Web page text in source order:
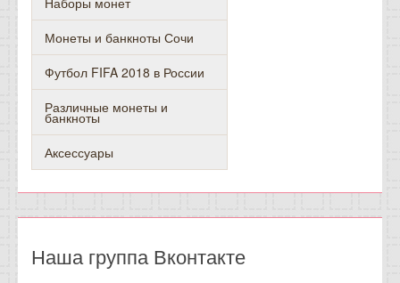
Монеты и банкноты Сочи
Футбол FIFA 2018 в России
Различные монеты и
банкноты
Аксессуары
Наша группа Вконтакте